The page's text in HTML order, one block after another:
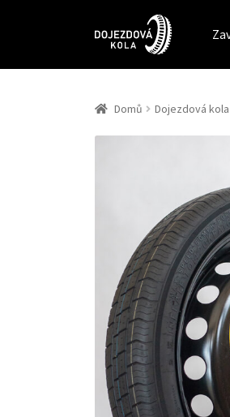
Domů Dojezdová kola